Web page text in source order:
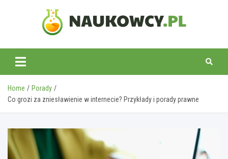
naukowcy.pl
Home
Porady
Co grozi za zniesławienie w internecie? Przykłady i porady prawne